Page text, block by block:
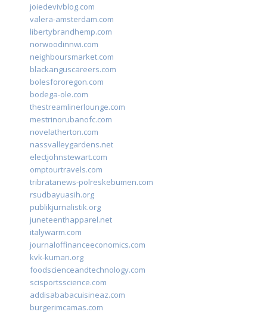
joiedevivblog.com
valera-amsterdam.com
libertybrandhemp.com
norwoodinnwi.com
neighboursmarket.com
blackanguscareers.com
bolesfororegon.com
bodega-ole.com
thestreamlinerlounge.com
mestrinorubanofc.com
novelatherton.com
nassvalleygardens.net
electjohnstewart.com
omptourtravels.com
tribratanews-polreskebumen.com
rsudbayuasih.org
publikjurnalistik.org
juneteenthapparel.net
italywarm.com
journaloffinanceeconomics.com
kvk-kumari.org
foodscienceandtechnology.com
scisportsscience.com
addisababacuisineaz.com
burgerimcamas.com